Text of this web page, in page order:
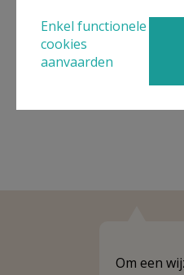
Behoort tot
Om een
Enkel functionele
cookies
aanvaarden